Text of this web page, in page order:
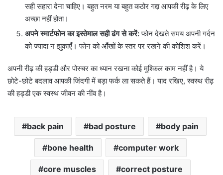
सही सहारा देना चाहिए। बहुत नरम या बहुत कठोर गद्दा आपकी रीढ़ के लिए
अच्छा नहीं होता।
अपने स्मार्टफोन का इस्तेमाल सही ढंग से करें:फोन देखते समय अपनी गर्दन
को ज्यादा न झुकाएँ। फोन को आँखों के स्तर पर रखने की कोशिश करें।
अपनी रीढ़ की हड्डी और पोस्चर का ध्यान रखना कोई मुश्किल काम नहीं है। ये
छोटे-छोटे बदलाव आपकी जिंदगी में बड़ा फर्क ला सकते हैं। याद रखिए, स्वस्थ रीढ़
की हड्डी एक स्वस्थ जीवन की नींव है।
back pain bad posture body pain
bone health computer work
core muscles correct posture